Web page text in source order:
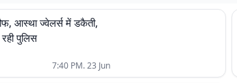
आस्था ज्वेलर्स में डकैती,
पुलिस
7:40 PM. 23 Jun